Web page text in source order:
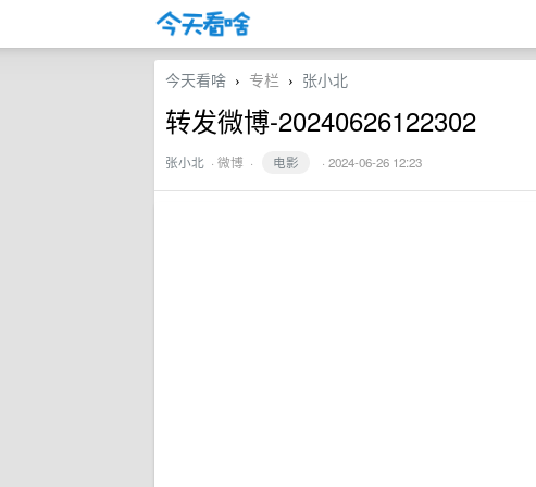
今天看啥 › 专栏 › 张小北
转发微博-20240626122302
张小北 · 微博 · 电影 · 2024-06-26 12:23